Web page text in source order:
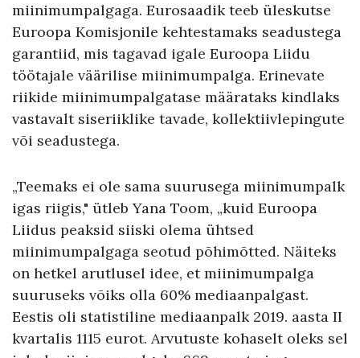
miinimumpalgaga. Eurosaadik teeb üleskutse
Euroopa Komisjonile kehtestamaks seadustega
garantiid, mis tagavad igale Euroopa Liidu
töötajale väärilise miinimumpalga. Erinevate
riikide miinimumpalgatase määrataks kindlaks
vastavalt siseriiklike tavade, kollektiivlepingute
või seadustega.
„Teemaks ei ole sama suurusega miinimumpalk
igas riigis," ütleb Yana Toom, „kuid Euroopa
Liidus peaksid siiski olema ühtsed
miinimumpalgaga seotud põhimõtted. Näiteks
on hetkel arutlusel idee, et miinimumpalga
suuruseks võiks olla 60% mediaanpalgast.
Eestis oli statistiline mediaanpalk 2019. aasta II
kvartalis 1115 eurot. Arvutuste kohaselt oleks sel